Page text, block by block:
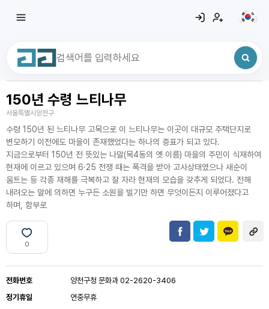
최근 검색어
150년 수령 느티나무
서울특별시양천구
수령 150년 된 느티나무 고목으로 이 느티나무는 이곳이 대규모 주택단지로
변모하기 이전에도 마을이 존재했었다는 하나의 증표가 되고 있다.
지금으로부터 150년 전 뜻있는 나말(목4동의 옛 이름) 마을의 주민이 식재하여
현재에 이르고 있으며 6·25 전쟁 때는 폭격을 받아 고사상태였으나 새순이
움트는 등 각종 재해를 극복하고 잘 자라 현재의 모습을 갖추게 되었다. 전해
내려오는 말에 의하면 누구든 소원을 빌기만 하면 무엇이든지 이루어졌다고
하며, 함부로
0
전화번호
양천구청 문화과 02-2620-3406
정기휴일
연중무휴